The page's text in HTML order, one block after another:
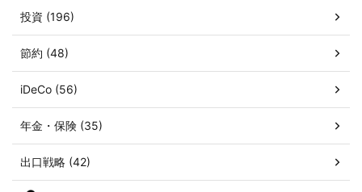
投資 (196)
節約 (48)
iDeCo (56)
年金・保険 (35)
出口戦略 (42)